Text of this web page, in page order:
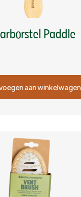
Paddle
aan winkelwagen